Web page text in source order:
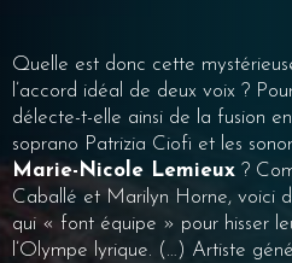
Quelle est donc cette
l’accord idéal de deux voix ?
délecte-t-elle ainsi de la fusion
soprano Patrizia Ciofi et les
Marie-Nicole Lemieux ?
Caballé et Marilyn Horne, voici
qui « font équipe » pour hisser
l’Olympe lyrique. (…) Artiste